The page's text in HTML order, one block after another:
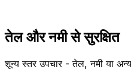
तेल और नमी से सुरक्षित
शून्य स्तर उपचार - तेल, नमी या